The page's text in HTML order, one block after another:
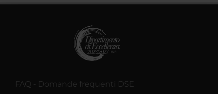
raccolto dal tuo utilizzo dei loro servizi.
FAQ - Domande frequenti DSE